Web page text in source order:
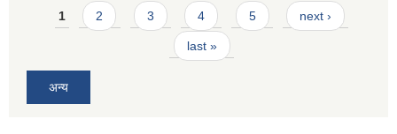
Pages
1 2 3 4 5 next ›
last »
अन्य